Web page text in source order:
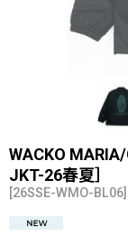
WACKO
JKT-26春夏］
[26SSE-WMO-BL06]